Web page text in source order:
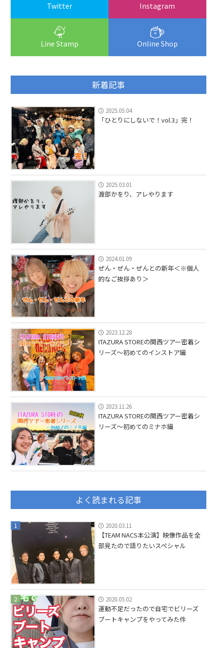
Twitter Instagram
Line Stamp Online Shop
新着記事
2025.05.04
「ひとりにしないで！vol.3」完！
2025.03.01
渡部かをり、アレやります
2024.01.09
ぜん・ぜん・ぜんとの新年＜※個人
的なご挨拶あり＞
2023.12.28
ITAZURA STOREの関西ツアー密着シ
リーズ〜初めてのインストア編
2023.11.26
ITAZURA STOREの関西ツアー密着シ
リーズ〜初めてのミナホ編
よく読まれる記事
1 2020.03.11
【TEAM NACS本公演】映像作品を全
部見たので語りたいスペシャル
2 2020.05.02
運動不足だったので自宅でビリーズ
ブートキャンプをやってみた件